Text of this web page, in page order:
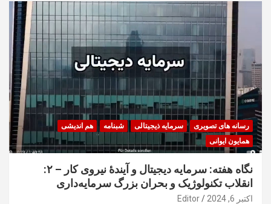
رسانه های تصویری سرمایه ذیجیتالی شبنامه
هم اندیشی
همایون ایوانی
نگاه هفته: سرمایه دیجیتال و آیندهٔ نیروی کار – ۲:
انقلاب تکنولوژیک و بحران بزرگ سرمایه‌داری
اکتبر 6, 2024 Editor